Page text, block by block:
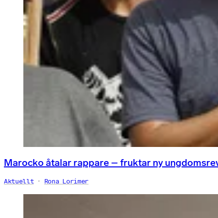
Marocko åtalar rappare – fruktar ny
Aktuellt Rona Lorimer